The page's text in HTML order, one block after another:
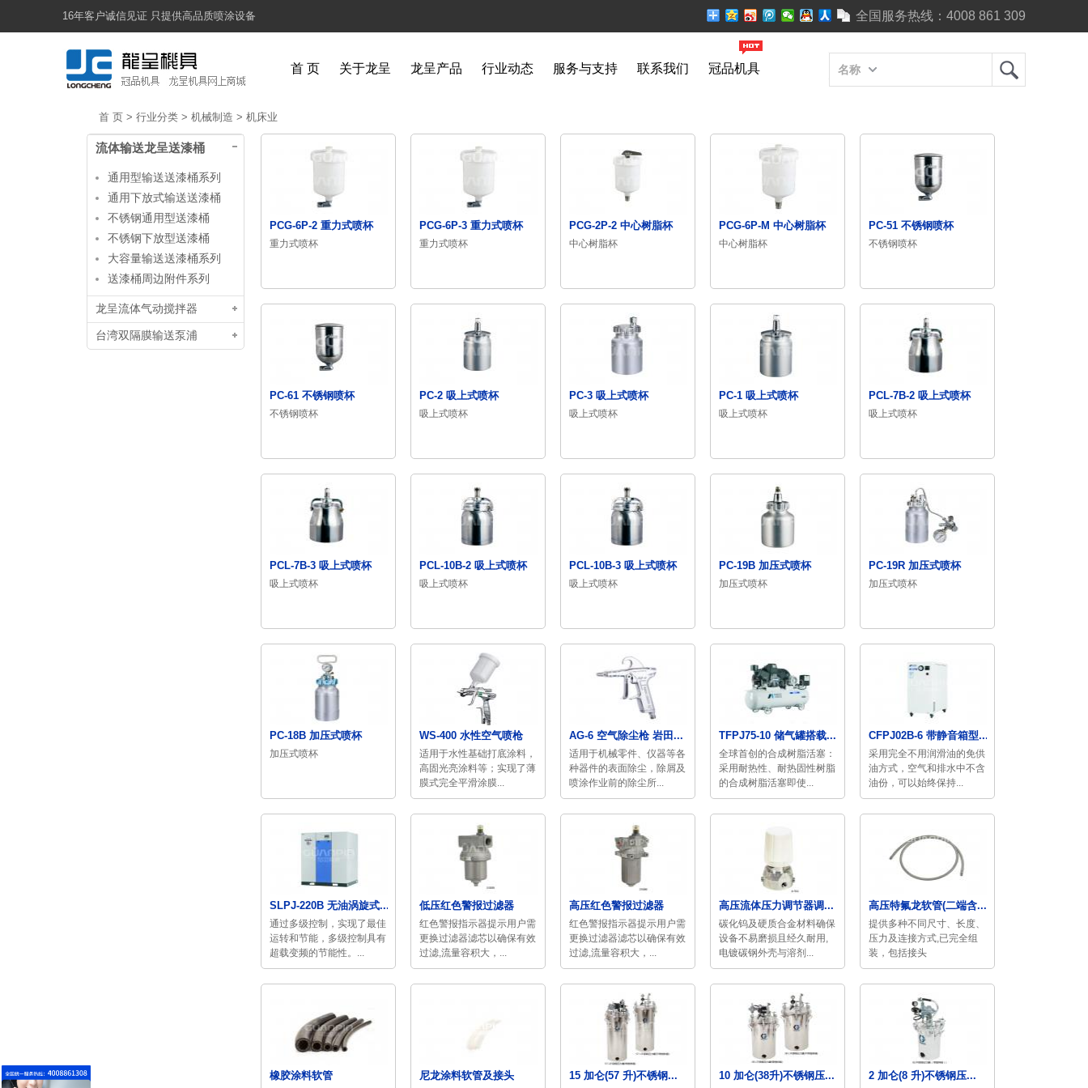
16年客户诚信见证 只提供高品质喷涂设备 全国服务热线： 4008 861 309
首 页 关于龙呈 龙呈产品 行业动态 服务与支持 联系我们 冠品机具 名称
首 页 > 行业分类 > 机械制造 > 机床业
流体输送龙呈送漆桶
通用型输送送漆桶系列
通用下放式输送送漆桶
不锈钢通用型送漆桶
不锈钢下放型送漆桶
大容量输送送漆桶系列
送漆桶周边附件系列
龙呈流体气动搅拌器
台湾双隔膜输送泵浦
PCG-6P-2 重力式喷杯
重力式喷杯
PCG-6P-3 重力式喷杯
重力式喷杯
PCG-2P-2 中心树脂杯
中心树脂杯
PCG-6P-M 中心树脂杯
中心树脂杯
PC-51 不锈钢喷杯
不锈钢喷杯
PC-61 不锈钢喷杯
不锈钢喷杯
PC-2 吸上式喷杯
吸上式喷杯
PC-3 吸上式喷杯
吸上式喷杯
PC-1 吸上式喷杯
吸上式喷杯
PCL-7B-2 吸上式喷杯
吸上式喷杯
PCL-7B-3 吸上式喷杯
吸上式喷杯
PCL-10B-2 吸上式喷杯
吸上式喷杯
PCL-10B-3 吸上式喷杯
吸上式喷杯
PC-19B 加压式喷杯
加压式喷杯
PC-19R 加压式喷杯
加压式喷杯
PC-18B 加压式喷杯
加压式喷杯
WS-400 水性空气喷枪
适用于水性基础打底涂料，
高固光亮涂料等；​实现了薄
膜式完全平滑涂膜...
AG-6 空气除尘枪 岩田...
适用于机械零件、仪器等各
种器件的表面除尘，除屑及
喷涂作业前的除尘所...
TFPJ75-10 储气罐搭载...
全球首创的合成树脂活塞：
采用耐热性、耐热固性树脂
的合成树脂活塞即使...
CFPJ02B-6 带静音箱型...
采用完全不用润滑油的免供
油方式，空气和排水中不含
油份，可以始终保持...
SLPJ-220B 无油涡旋式...
通过多级控制，实现了最佳
运转和节能，多级控制具有
超载变频的节能性。...
低压红色警报过滤器
红色警报指示器提示用户需
更换过滤器滤芯以确保有效
过滤,流量容积大，...
高压红色警报过滤器
红色警报指示器提示用户需
更换过滤器滤芯以确保有效
过滤,流量容积大，...
高压流体压力调节器调...
碳化钨及硬质合金材料确保
设备不易磨损且经久耐用,
电镀碳钢外壳与溶剂...
高压特氟龙软管(二端含...
提供多种不同尺寸、长度、
压力及连接方式,已完全组
装，包括接头
橡胶涂料软管 尼龙涂料软管及接头 15 加仑(57 升)不锈钢... 10 加仑(38升)不锈钢压... 2 加仑(8 升)不锈钢压...